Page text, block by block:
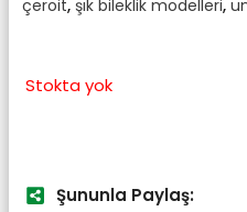
çeroit, şık bileklik modelleri,
Stokta yok
Şununla Paylaş: